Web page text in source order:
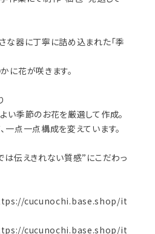
な器に丁寧に詰め込まれた「季
に花が咲きます。
い季節のお花を厳選して作成。
一点一点構成を変えています。
は伝えきれない質感”にこだわっ
cucunochi.base.shop/it
cucunochi.base.shop/it